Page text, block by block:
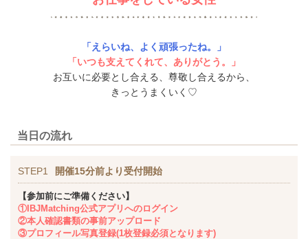
「えらいね、よく頑張ったね。」
「いつも支えてくれて、ありがとう。」
お互いに必要とし合える、尊敬し合えるから、
きっとうまくいく♡
当日の流れ
STEP1 開催15分前より受付開始
【参加前にご準備ください】
①IBJMatching公式アプリへのログイン
②本人確認書類の事前アップロード
③プロフィール写真登録(1枚登録必須となります)